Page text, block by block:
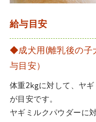
給与目安
◆成犬用(離乳後の子
与目安）
体重2kgに対して、ヤ
が目安です。
ヤギミルクパウダーに